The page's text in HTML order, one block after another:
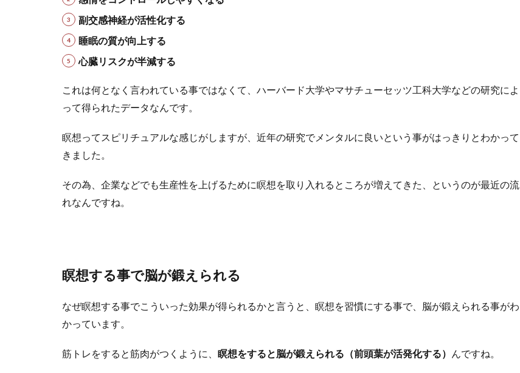
副交感神経が活性化する
睡眠の質が向上する
心臓リスクが半減する
これは何となく言われている事ではなくて、ハーバード大学やマサチューセッツ工科大学などの研究によ
って得られたデータなんです。
瞑想ってスピリチュアルな感じがしますが、近年の研究でメンタルに良いという事がはっきりとわかって
きました。
その為、企業などでも生産性を上げるために瞑想を取り入れるところが増えてきた、というのが最近の流
れなんですね。
瞑想する事で脳が鍛えられる
なぜ瞑想する事でこういった効果が得られるかと言うと、瞑想を習慣にする事で、脳が鍛えられる事がわ
かっています。
筋トレをすると筋肉がつくように、 瞑想をすると脳が鍛えられる（前頭葉が活発化する） んですね。